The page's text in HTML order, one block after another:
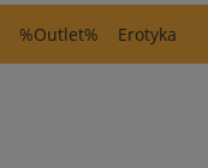
%Outlet% Erotyka